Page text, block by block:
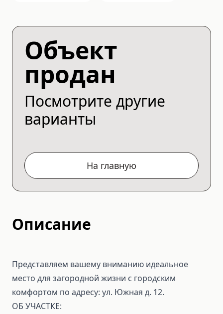
Объект
продан
Посмотрите другие
варианты
На главную
Описание
Представляем вашему вниманию идеальное
место для загородной жизни с городским
комфортом по адресу: ул. Южная д. 12.
ОБ УЧАСТКЕ: